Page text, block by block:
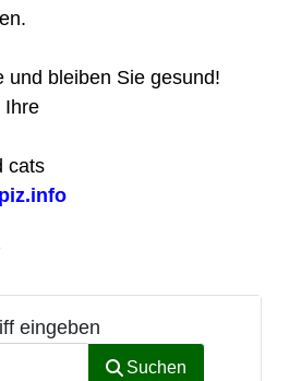
eingeben
Suchen
und bleiben Sie gesund!
Ihre
cats